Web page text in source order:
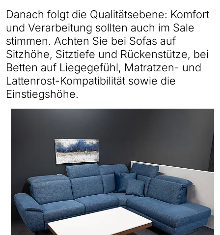
Danach folgt die Qualitätsebene: Komfort
und Verarbeitung sollten auch im Sale
stimmen. Achten Sie bei Sofas auf
Sitzhöhe, Sitztiefe und Rückenstütze, bei
Betten auf Liegegefühl, Matratzen- und
Lattenrost-Kompatibilität sowie die
Einstiegshöhe.